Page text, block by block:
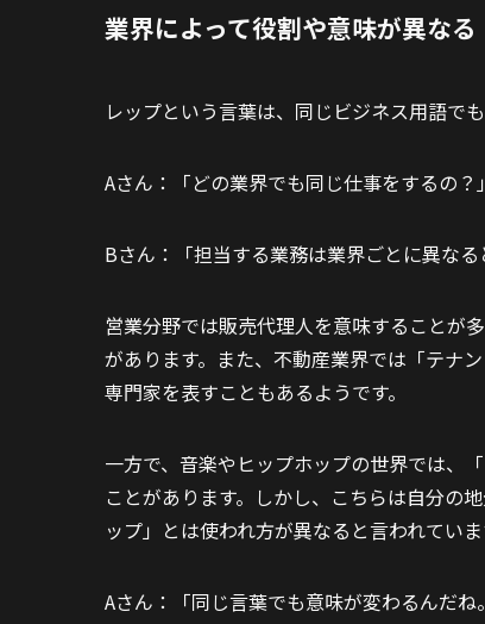
業界によって役割や意味が異なる
レップという言葉は、同じビジネス用語で
Aさん：「どの業界でも同じ仕事をするの？」
Bさん：「担当する業務は業界ごとに異なる
営業分野では販売代理人を意味することが
があります。また、不動産業界では「テナ
専門家を表すこともあるようです。
一方で、音楽やヒップホップの世界では、
ことがあります。しかし、こちらは自分の
ップ」とは使われ方が異なると言われていま
Aさん：「同じ言葉でも意味が変わるんだね